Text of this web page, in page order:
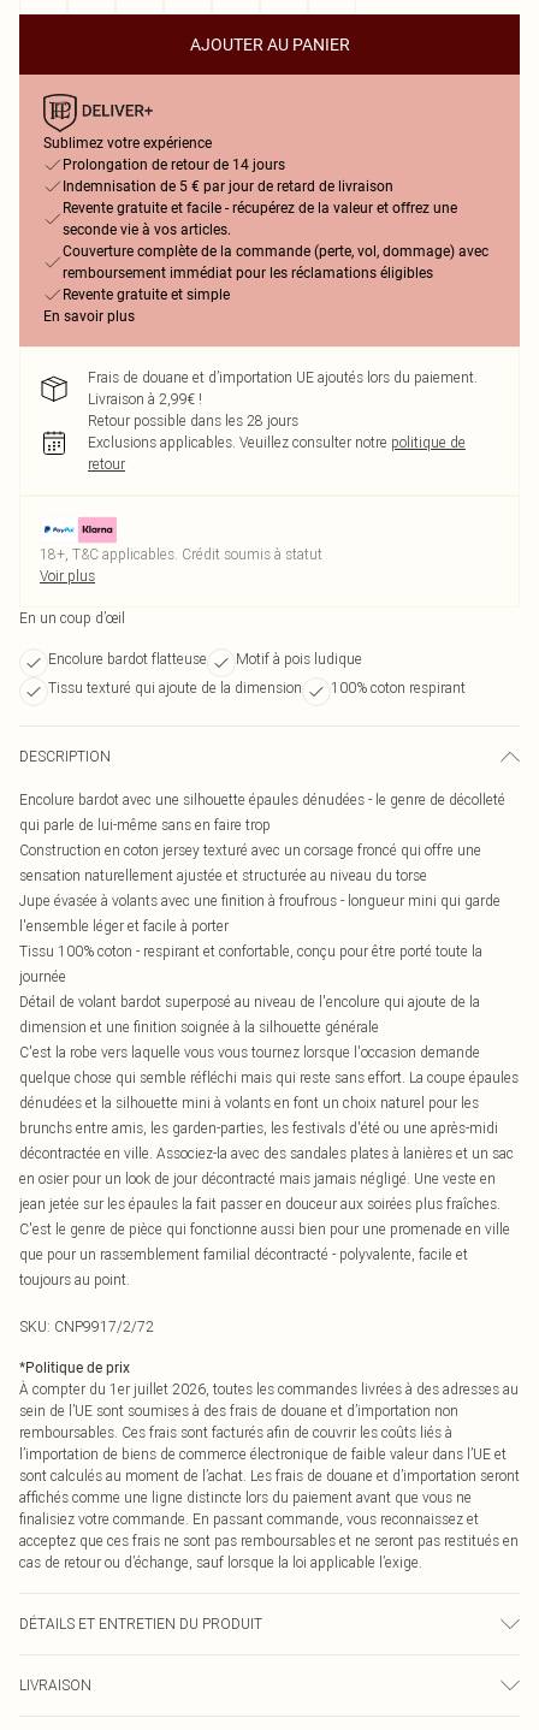
AJOUTER AU PANIER
Sublimez votre expérience
Prolongation de retour de 14 jours
Indemnisation de 5 € par jour de retard de livraison
Revente gratuite et facile - récupérez de la valeur et offrez une
seconde vie à vos articles.
Couverture complète de la commande (perte, vol, dommage) avec
remboursement immédiat pour les réclamations éligibles
Revente gratuite et simple
En savoir plus
Frais de douane et d’importation UE ajoutés lors du paiement.
Livraison à 2,99€ !
Retour possible dans les 28 jours
Exclusions applicables. Veuillez consulter notre politique de
retour
18+, T&C applicables. Crédit soumis à statut
Voir plus
En un coup d’œil
Encolure bardot flatteuse
Motif à pois ludique
Tissu texturé qui ajoute de la dimension
100% coton respirant
DESCRIPTION
Encolure bardot avec une silhouette épaules dénudées - le genre de décolleté
qui parle de lui-même sans en faire trop
Construction en coton jersey texturé avec un corsage froncé qui offre une
sensation naturellement ajustée et structurée au niveau du torse
Jupe évasée à volants avec une finition à froufrous - longueur mini qui garde
l'ensemble léger et facile à porter
Tissu 100% coton - respirant et confortable, conçu pour être porté toute la
journée
Détail de volant bardot superposé au niveau de l'encolure qui ajoute de la
dimension et une finition soignée à la silhouette générale
C'est la robe vers laquelle vous vous tournez lorsque l'occasion demande
quelque chose qui semble réfléchi mais qui reste sans effort. La coupe épaules
dénudées et la silhouette mini à volants en font un choix naturel pour les
brunchs entre amis, les garden-parties, les festivals d'été ou une après-midi
décontractée en ville. Associez-la avec des sandales plates à lanières et un sac
en osier pour un look de jour décontracté mais jamais négligé. Une veste en
jean jetée sur les épaules la fait passer en douceur aux soirées plus fraîches.
C'est le genre de pièce qui fonctionne aussi bien pour une promenade en ville
que pour un rassemblement familial décontracté - polyvalente, facile et
toujours au point.
SKU: CNP9917/2/72
*Politique de prix
À compter du 1er juillet 2026, toutes les commandes livrées à des adresses au
sein de l’UE sont soumises à des frais de douane et d’importation non
remboursables. Ces frais sont facturés afin de couvrir les coûts liés à
l’importation de biens de commerce électronique de faible valeur dans l’UE et
sont calculés au moment de l’achat. Les frais de douane et d’importation seront
affichés comme une ligne distincte lors du paiement avant que vous ne
finalisiez votre commande. En passant commande, vous reconnaissez et
acceptez que ces frais ne sont pas remboursables et ne seront pas restitués en
cas de retour ou d’échange, sauf lorsque la loi applicable l’exige.
DÉTAILS ET ENTRETIEN DU PRODUIT
LIVRAISON